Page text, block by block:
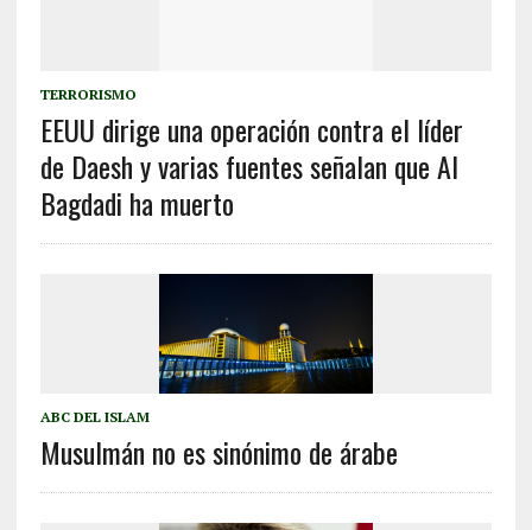
TERRORISMO
EEUU dirige una operación contra el líder
de Daesh y varias fuentes señalan que Al
Bagdadi ha muerto
ABC DEL ISLAM
Musulmán no es sinónimo de árabe